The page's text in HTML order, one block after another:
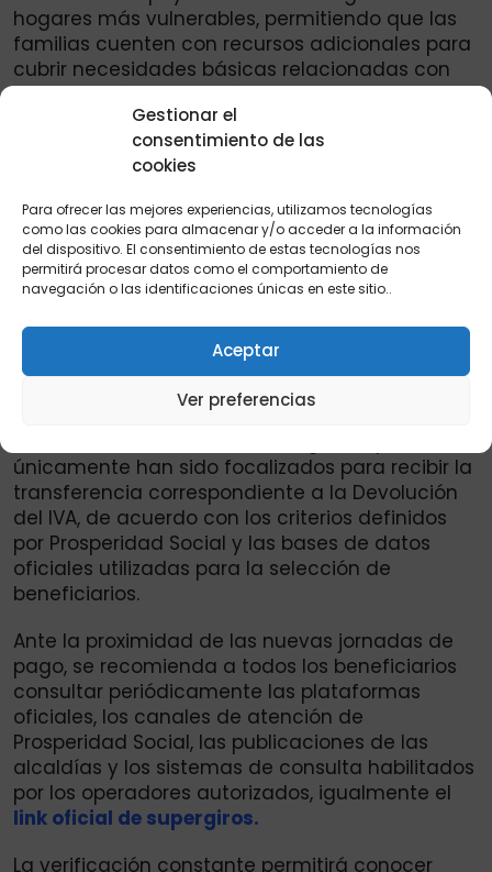
Gestionar el
consentimiento de las
cookies
Para ofrecer las mejores experiencias, utilizamos tecnologías
como las cookies para almacenar y/o acceder a la información
del dispositivo. El consentimiento de estas tecnologías nos
permitirá procesar datos como el comportamiento de
navegación o las identificaciones únicas en este sitio..
Aceptar
Ver preferencias
hogares más vulnerables, permitiendo que las
familias cuenten con recursos adicionales para
cubrir necesidades básicas relacionadas con
alimentación, educación, salud y bienestar
general. Por lo cual revise los listados
del IVA. Por esta razón, algunas familias
observarán diferencias en los valores
asignados, dependiendo del programa para el
cual fueron habilitadas. Manténgase atento a
Es importante señalar que no todos los
beneficiarios reciben ambos programas de
únicamente han sido focalizados para recibir la
transferencia correspondiente a la Devolución
del IVA, de acuerdo con los criterios definidos
por Prosperidad Social y las bases de datos
oficiales utilizadas para la selección de
beneficiarios.
Ante la proximidad de las nuevas jornadas de
pago, se recomienda a todos los beneficiarios
consultar periódicamente las plataformas
oficiales, los canales de atención de
Prosperidad Social, las publicaciones de las
alcaldías y los sistemas de consulta habilitados
por los operadores autorizados, igualmente el
link oficial de supergiros.
La verificación constante permitirá conocer